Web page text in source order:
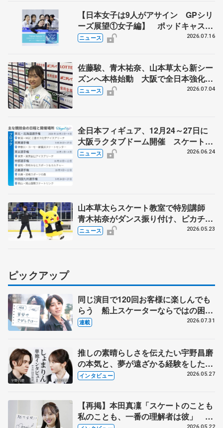
【日本女子は9人がアサイン GPシリ
ーズ展望①女子編】 ポッドキャスト
#72を配信
ニュース 2026.07.16
佐藤駿、青木祐奈、山本草太ら新シー
ズンへ本格始動 大阪で全日本強化合
宿 シニアデビューの島田麻央らも
ニュース 2026.07.04
全日本フィギュア、12月24～27日に
大阪ラクタブドーム開催 スケート連
盟の新シーズン日程
ニュース 2026.06.24
山本草太らスケート教室で特別講師
青木祐奈がダンス振り付け、ピカチュ
ウと共演
ニュース 2026.05.23
ピックアップ
同じ演目で120回お客様に楽しんでも
らう 船上スケーターならではの困難
とは 影響あったPIW前キャプテン松
連載 2026.07.31
推しの素晴らしさを伝えたい宇野昌磨
の本気と、夢が遠ざかる経験をした本
田真凜の覚悟
インタビュー 2026.05.27
【再掲】本田真凜「スケートのことも
私のことも、一番の理解者は彼」 引
2026.05.22